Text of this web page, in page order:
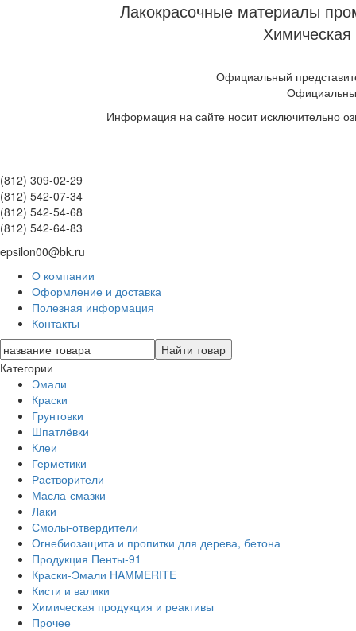
Лакокрасочные материалы
Официальный
Информация на сайте носит исключительно
(812) 309-02-29
(812) 542-07-34
(812) 542-54-68
(812) 542-64-83
epsilon00@bk.ru
О компании
Оформление и доставка
Полезная информация
Контакты
Категории
Эмали
Краски
Грунтовки
Шпатлёвки
Клеи
Герметики
Растворители
Масла-смазки
Лаки
Смолы-отвердители
Огнебиозащита и пропитки для дерева, бетона
Продукция Пенты-91
Краски-Эмали HAMMERITE
Кисти и валики
Химическая продукция и реактивы
Прочее